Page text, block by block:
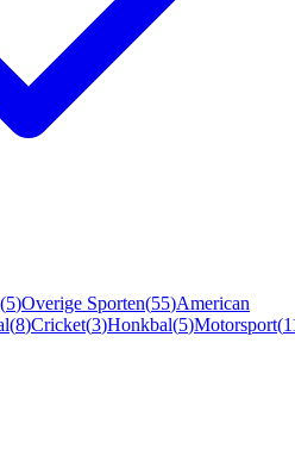
(5)Overige Sporten(55)American
(8)Cricket(3)Honkbal(5)Motorsport(